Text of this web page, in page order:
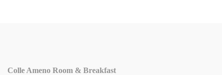
Colle Ameno Room & Breakfast